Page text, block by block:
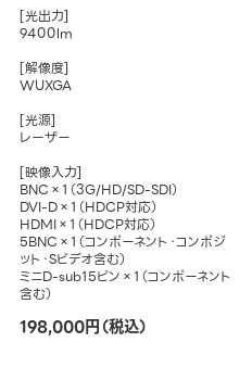
[光出力]
9400lm
[解像度]
WUXGA
[光源]
レーザー
[映像入力]
BNC×1（3G/HD/SD-SDI）
DVI-D×1（HDCP対応）
HDMI×1（HDCP対応）
5BNC×1（コンポーネント・コンポジ
ット・Sビデオ含む）
ミニD-sub15ピン×1（コンポーネント
含む）
198,000円（税込）